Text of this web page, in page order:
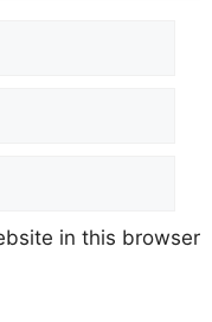
in this browser